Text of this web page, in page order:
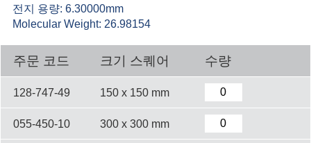
전지 용량: 6.30000mm
Molecular Weight: 26.98154
주문 코드 크기 스퀘어 수량
128-747-49 150 x 150 mm
055-450-10 300 x 300 mm